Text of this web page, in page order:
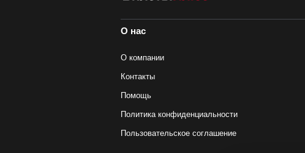
О нас
О компании
Контакты
Помощь
Политика конфиденциальности
Пользовательское соглашение